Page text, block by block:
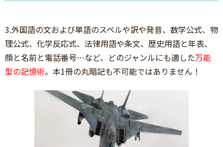
3.外国語の文および単語のスペルや訳や発音、数学公式、物
理公式、化学反応式、法律用語や条文、歴史用語と年表、
顔と名前と電話番号…など、どのジャンルにも適した万能
型の記憶術。本1冊の丸暗記も不可能ではありません！